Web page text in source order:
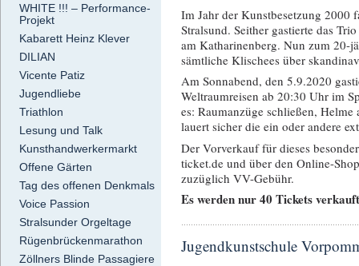
WHITE !!! – Performance-
Projekt
Kabarett Heinz Klever
DILIAN
Vicente Patiz
Jugendliebe
Triathlon
Lesung und Talk
Kunsthandwerkermarkt
Offene Gärten
Tag des offenen Denkmals
Voice Passion
Stralsunder Orgeltage
Rügenbrückenmarathon
Zöllners Blinde Passagiere
Im Jahr der Kunstbesetzung 2000
Stralsund. Seither gastierte das
am Katharinenberg. Nun zum 20-
sämtliche Klischees über
Am Sonnabend, den 5.9.2020
Weltraumreisen ab 20:30 Uhr im
es: Raumanzüge schließen,
lauert sicher die ein oder andere
Der Vorverkauf für dieses
ticket.de und über den Online-
zuzüglich VV-Gebühr.
Es werden nur 40 Tickets
Jugendkunstschule